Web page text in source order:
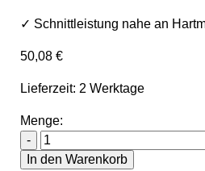
✓ Schnittleistung nahe an
50,08 €
Lieferzeit: 2 Werktage
Menge:
-
Sawline M51 Bimetall
In den Warenkorb